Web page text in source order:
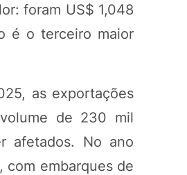
foram US$ 1,048
é o terceiro maior
as exportações
de 230 mil
afetados. No ano
com embarques de